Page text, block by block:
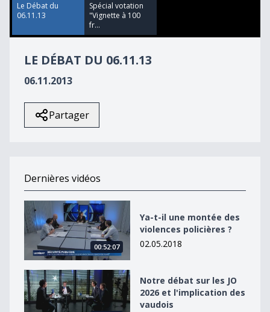
49
seconds
Le Débat du
06.11.13
Spécial votation
"Vignette à 100
fr...
LE DÉBAT DU 06.11.13
06.11.2013
Partager
Dernières vidéos
Ya-t-il une montée des violences policières ?
00:52:07
Ya-t-il une montée des
violences policières ?
02.05.2018
Notre débat sur les JO 2026 et l&#039;implication des
Notre débat sur les JO
2026 et l'implication des
vaudois